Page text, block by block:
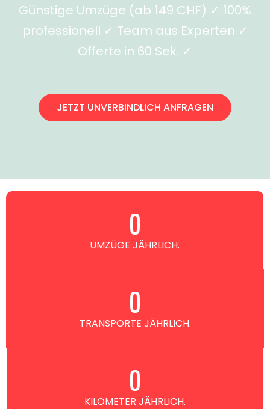
Günstige Umzüge (ab 149 CHF) ✓ 100%
professionell ✓ Team aus Experten ✓
Offerte in 60 Sek. ✓
JETZT UNVERBINDLICH ANFRAGEN
UMZÜGE JÄHRLICH.
0
TRANSPORTE JÄHRLICH.
0
KILOMETER JÄHRLICH.
0